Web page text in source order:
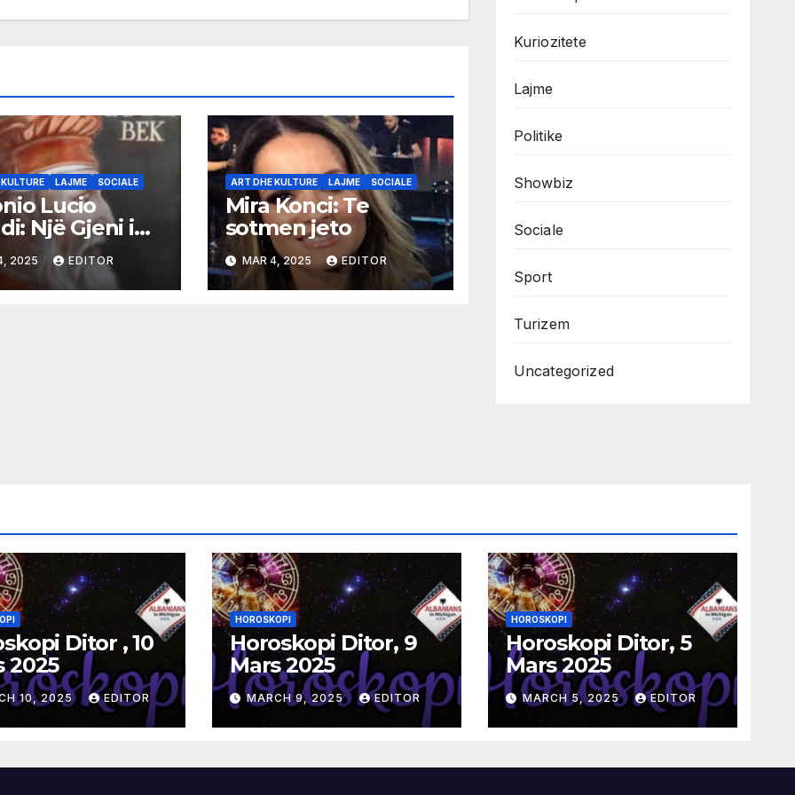
LAJME SOCIALE
Lucio
Një Gjeni i
Baroke
2025 EDITOR
ART DHE KULTURE LAJME SOCIALE
Mira Konci: Te
sotmen jeto
MAR 4, 2025 EDITOR
Kuriozitete
Lajme
Politike
Showbiz
Sociale
Sport
Turizem
Uncategorized
Ditor , 10
2025
10, 2025 EDITOR
HOROSKOPI
Horoskopi Ditor, 9
Mars 2025
MARCH 9, 2025 EDITOR
HOROSKOPI
Horoskopi Ditor, 5
Mars 2025
MARCH 5, 2025 EDITOR